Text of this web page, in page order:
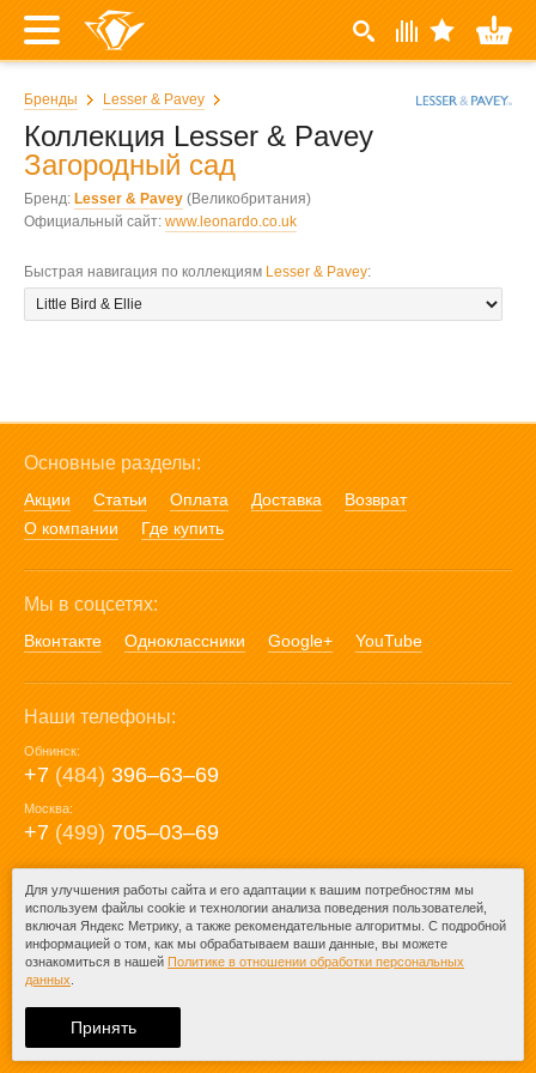
Бренды Lesser & Pavey
Коллекция Lesser & Pavey
Загородный сад
Бренд: Lesser & Pavey (Великобритания)
Официальный сайт: www.leonardo.co.uk
Быстрая навигация по коллекциям Lesser & Pavey:
Основные разделы:
Акции Статьи Оплата Доставка
Возврат
О компании
Где купить
Мы в соцсетях:
Вконтакте Одноклассники Google+ YouTube
Наши телефоны:
Обнинск:
+7 (484) 396‒63‒69
Москва:
+7 (499) 705‒03‒69
E-mail:
mail@posuda40.ru
При любом копировании информации
ссылка на
Для улучшения работы сайта и его адаптации к вашим потребностям мы
используем файлы cookie и технологии анализа поведения пользователей,
включая Яндекс Метрику, а также рекомендательные алгоритмы. С подробной
информацией о том, как мы обрабатываем ваши данные, вы можете
ознакомиться в нашей Политике в отношении обработки персональных
данных
Принять